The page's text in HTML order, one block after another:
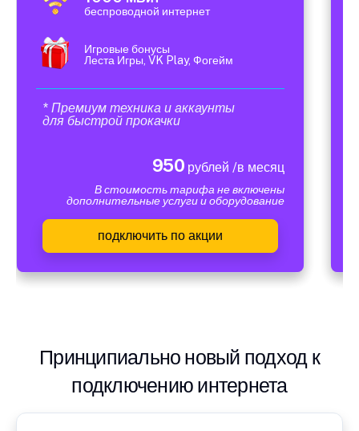
беспроводной интернет
Игровые бонусы
Леста Игры, VK Play, Фогейм
* Премиум техника и аккаунты
для быстрой прокачки
950 рублей /в месяц
В стоимость тарифа не включены
дополнительные услуги и оборудование
подключить по акции
Принципиально новый подход к
подключению интернета